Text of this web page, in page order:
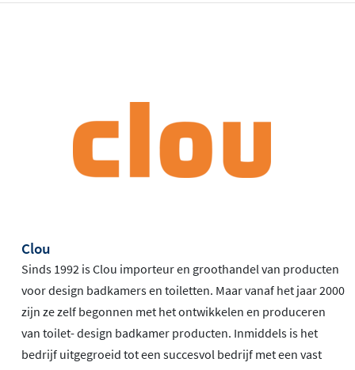
Clou
Sinds 1992 is Clou importeur en groothandel van producten
voor design badkamers en toiletten. Maar vanaf het jaar 2000
zijn ze zelf begonnen met het ontwikkelen en produceren
van toilet- design badkamer producten. Inmiddels is het
bedrijf uitgegroeid tot een succesvol bedrijf met een vast